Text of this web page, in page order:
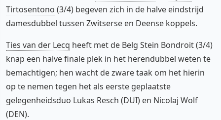
Tirtosentono (3/4) begeven zich in de halve eindstrijd
damesdubbel tussen Zwitserse en Deense koppels.
Ties van der Lecq heeft met de Belg Stein Bondroit (3/4)
knap een halve finale plek in het herendubbel weten te
bemachtigen; hen wacht de zware taak om het hierin
op te nemen tegen het als eerste geplaatste
gelegenheidsduo Lukas Resch (DUI) en Nicolaj Wolf
(DEN).